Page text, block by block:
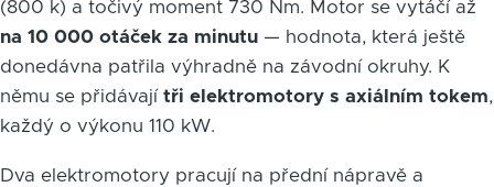
(800 k) a točivý moment 730 Nm. Motor se vytáčí až
na 10 000 otáček za minutu — hodnota, která ještě
donedávna patřila výhradně na závodní okruhy. K
němu se přidávají tři elektromotory s axiálním tokem,
každý o výkonu 110 kW.
Dva elektromotory pracují na přední nápravě a